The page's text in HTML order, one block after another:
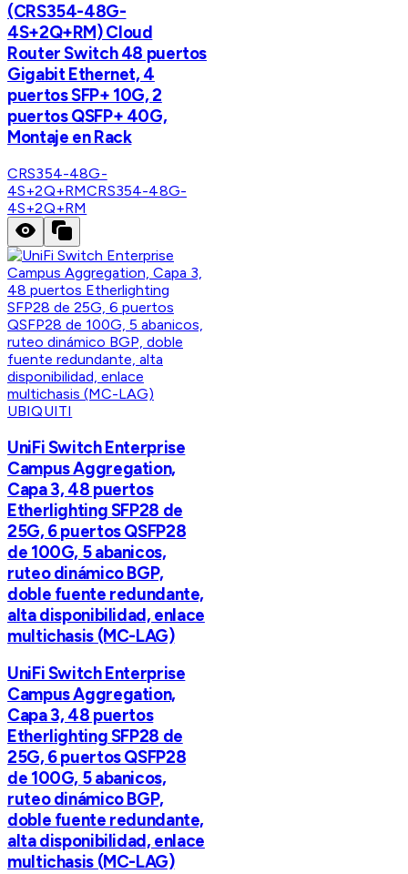
(CRS354-48G-
4S+2Q+RM) Cloud
Router Switch 48 puertos
Gigabit Ethernet, 4
puertos SFP+ 10G, 2
puertos QSFP+ 40G,
Montaje en Rack
CRS354-48G-
4S+2Q+RMCRS354-48G-
4S+2Q+RM
UBIQUITI
UniFi Switch Enterprise
Campus Aggregation,
Capa 3, 48 puertos
Etherlighting SFP28 de
25G, 6 puertos QSFP28
de 100G, 5 abanicos,
ruteo dinámico BGP,
doble fuente redundante,
alta disponibilidad, enlace
multichasis (MC-LAG)
UniFi Switch Enterprise
Campus Aggregation,
Capa 3, 48 puertos
Etherlighting SFP28 de
25G, 6 puertos QSFP28
de 100G, 5 abanicos,
ruteo dinámico BGP,
doble fuente redundante,
alta disponibilidad, enlace
multichasis (MC-LAG)